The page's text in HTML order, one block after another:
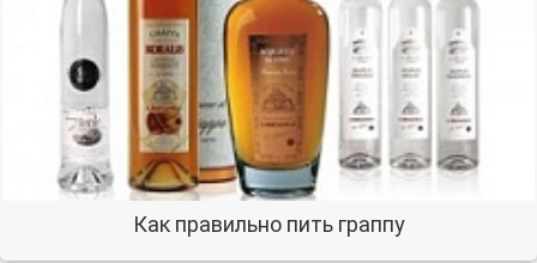
Как правильно пить граппу